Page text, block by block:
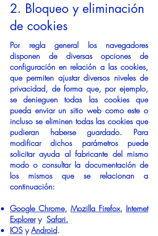
2. Bloqueo y eliminación
de cookies
Por regla general los navegadores
disponen de diversas opciones de
configuración en relación a las cookies,
que permiten ajustar diversos niveles de
privacidad, de forma que, por ejemplo,
se denieguen todas las cookies que
pueda enviar un sitio web como este o
incluso se eliminen todas las cookies que
pudieran haberse guardado. Para
modificar dichos parámetros puede
solicitar ayuda al fabricante del mismo
modo o consultar la documentación de
los mismos que se relacionan a
continuación:
Google Chrome, Mozilla Firefox, Internet
Explorery Safari.
IOSyAndroid.